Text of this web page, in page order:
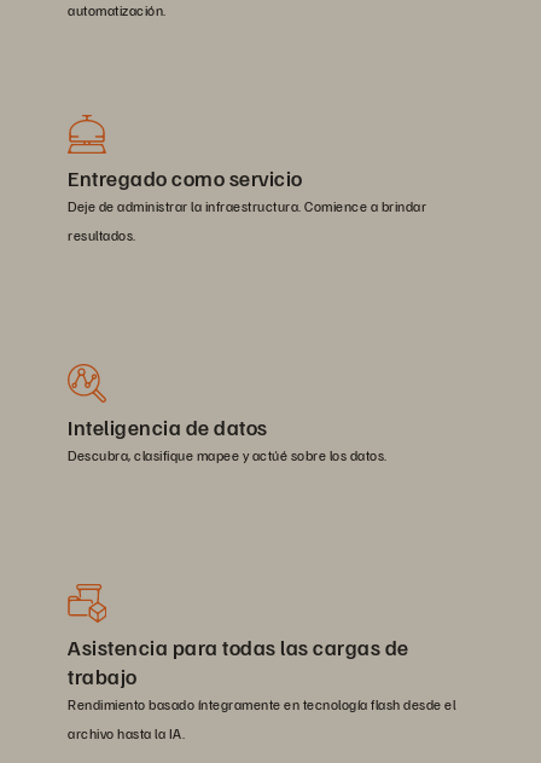
automatización.
Entregado como servicio
Deje de administrar la infraestructura. Comience a brindar
resultados.
Inteligencia de datos
Descubra, clasifique mapee y actúé sobre los datos.
Asistencia para todas las cargas de
trabajo
Rendimiento basado íntegramente en tecnología flash desde el
archivo hasta la IA.